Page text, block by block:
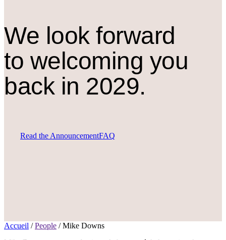
We look forward
to welcoming you
back in 2029.
Read the AnnouncementFAQ
Accueil / People / Mike Downs